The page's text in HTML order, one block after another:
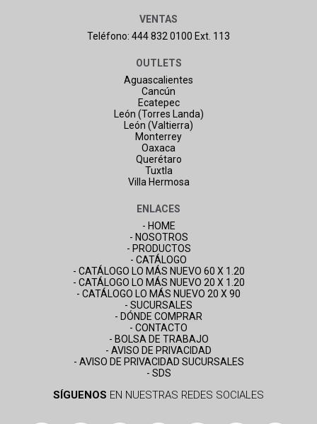
VENTAS
Teléfono: 444 832 0100 Ext. 113
OUTLETS
Aguascalientes
Cancún
Ecatepec
León (Torres Landa)
León (Valtierra)
Monterrey
Oaxaca
Querétaro
Tuxtla
Villa Hermosa
ENLACES
- HOME
- NOSOTROS
- PRODUCTOS
- CATÁLOGO
- CATÁLOGO LO MÁS NUEVO 60 X 1.20
- CATÁLOGO LO MÁS NUEVO 20 X 1.20
- CATÁLOGO LO MÁS NUEVO 20 X 90
- SUCURSALES
- DÓNDE COMPRAR
- CONTACTO
- BOLSA DE TRABAJO
- AVISO DE PRIVACIDAD
- AVISO DE PRIVACIDAD SUCURSALES
- SDS
SÍGUENOS EN NUESTRAS REDES SOCIALES